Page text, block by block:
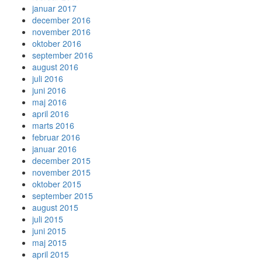
januar 2017
december 2016
november 2016
oktober 2016
september 2016
august 2016
juli 2016
juni 2016
maj 2016
april 2016
marts 2016
februar 2016
januar 2016
december 2015
november 2015
oktober 2015
september 2015
august 2015
juli 2015
juni 2015
maj 2015
april 2015